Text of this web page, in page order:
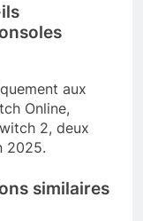
aux
Online,
2, deux
2025.
similaires